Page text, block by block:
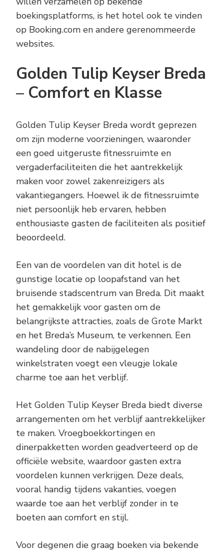
boekingsplatforms, is het hotel ook te vinden
op Booking.com en andere gerenommeerde
websites.
Golden Tulip Keyser Breda
– Comfort en Klasse
Golden Tulip Keyser Breda wordt geprezen
om zijn moderne voorzieningen, waaronder
een goed uitgeruste fitnessruimte en
vergaderfaciliteiten die het aantrekkelijk
maken voor zowel zakenreizigers als
vakantiegangers. Hoewel ik de fitnessruimte
niet persoonlijk heb ervaren, hebben
enthousiaste gasten de faciliteiten als positief
beoordeeld.
Een van de voordelen van dit hotel is de
gunstige locatie op loopafstand van het
bruisende stadscentrum van Breda. Dit maakt
het gemakkelijk voor gasten om de
belangrijkste attracties, zoals de Grote Markt
en het Breda’s Museum, te verkennen. Een
wandeling door de nabijgelegen
winkelstraten voegt een vleugje lokale
charme toe aan het verblijf.
Het Golden Tulip Keyser Breda biedt diverse
arrangementen om het verblijf aantrekkelijker
te maken. Vroegboekkortingen en
dinerpakketten worden geadverteerd op de
officiële website, waardoor gasten extra
voordelen kunnen verkrijgen. Deze deals,
vooral handig tijdens vakanties, voegen
waarde toe aan het verblijf zonder in te
boeten aan comfort en stijl.
Voor degenen die graag boeken via bekende